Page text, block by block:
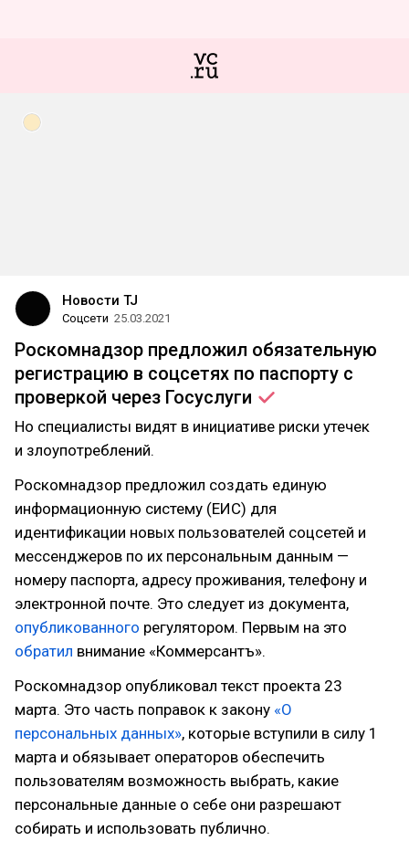
Новости TJ
Соцсети 25.03.2021
Роскомнадзор предложил обязательную
регистрацию в соцсетях по паспорту с
проверкой через Госуслуги
Но специалисты видят в инициативе риски утечек
и злоупотреблений.
Роскомнадзор предложил создать единую
информационную систему (ЕИС) для
идентификации новых пользователей соцсетей и
мессенджеров по их персональным данным —
номеру паспорта, адресу проживания, телефону и
электронной почте. Это следует из документа,
опубликованного регулятором. Первым на это
обратил внимание «Коммерсантъ».
Роскомнадзор опубликовал текст проекта 23
марта. Это часть поправок к закону «О
персональных данных», которые вступили в силу 1
марта и обязывает операторов обеспечить
пользователям возможность выбрать, какие
персональные данные о себе они разрешают
собирать и использовать публично.